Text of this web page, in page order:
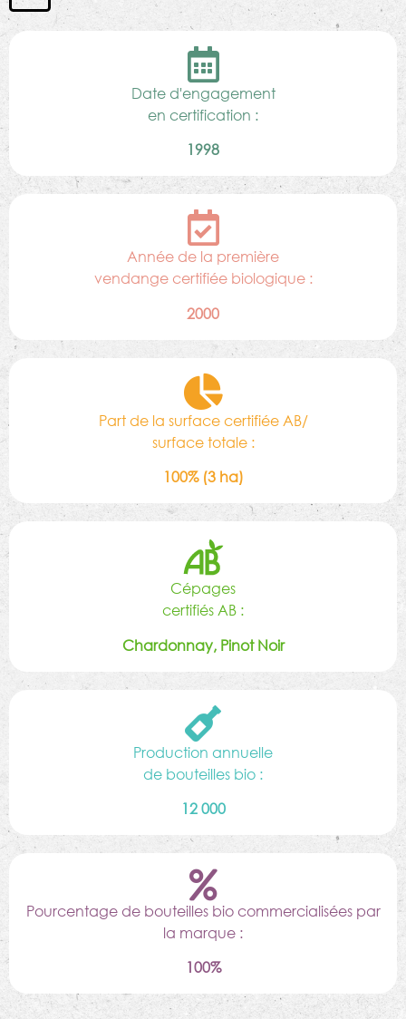
Date d'engagement
en certification :
1998
Année de la première
vendange certifiée biologique :
2000
Part de la surface certifiée AB/
surface totale :
100% (3 ha)
Cépages
certifiés AB :
Chardonnay, Pinot Noir
Production annuelle
de bouteilles bio :
12 000
Pourcentage de bouteilles bio commercialisées par
la marque :
100%